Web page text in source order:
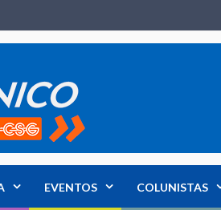
EVENTOS COLUNISTAS